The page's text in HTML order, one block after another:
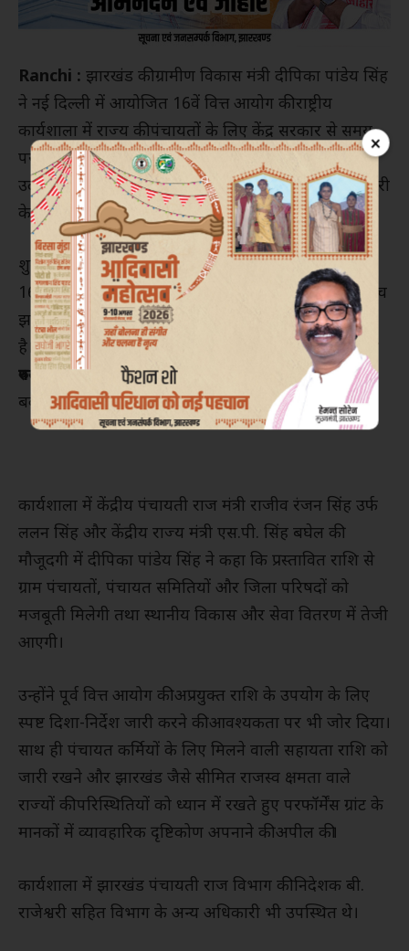
×
Ranchi : झारखंड की ग्रामीण विकास मंत्री दीपिका पांडेय सिंह
ने नई दिल्ली में आयोजित 16वें वित्त आयोग की राष्ट्रीय
कार्यशाला में राज्य की पंचायतों के लिए केंद्र सरकार से समय
पर अनुदान जारी करने और परफॉर्मेंस ग्रांट के वितरण में
उदारता बरतने की मांग की। उन्होंने कहा कि अनुदान राशि में देरी
के कारण पंचायतों की विकास योजनाएं प्रभावित होती हैं।
शुक्रवार को जारी प्रेस विज्ञप्ति के अनुसार, मंत्री ने बताया कि
16वें वित्त आयोग के तहत वर्ष 2026-27 से 2030-31 के बीच
झारखंड की पंचायतों के लिए
14,231 करोड़ रुपयेका प्रस्ताव
है। इसमें 11,385 करोड़ रुपये बेसिक ग्रांट
2,846 करोड़
रुपये परफॉर्मेंस ग्रांटशामिल हैं। उन्होंने 15वें वित्त आयोग की
बकाया राशि भी जल्द जारी करने की मांग की।
कार्यशाला में केंद्रीय पंचायती राज मंत्री राजीव रंजन सिंह उर्फ
ललन सिंह और केंद्रीय राज्य मंत्री एस.पी. सिंह बघेल की
मौजूदगी में दीपिका पांडेय सिंह ने कहा कि प्रस्तावित राशि से
ग्राम पंचायतों, पंचायत समितियों और जिला परिषदों को
मजबूती मिलेगी तथा स्थानीय विकास और सेवा वितरण में तेजी
आएगी।
उन्होंने पूर्व वित्त आयोग की अप्रयुक्त राशि के उपयोग के लिए
स्पष्ट दिशा-निर्देश जारी करने की आवश्यकता पर भी जोर दिया।
साथ ही पंचायत कर्मियों के लिए मिलने वाली सहायता राशि को
जारी रखने और झारखंड जैसे सीमित राजस्व क्षमता वाले
राज्यों की परिस्थितियों को ध्यान में रखते हुए परफॉर्मेंस ग्रांट के
मानकों में व्यावहारिक दृष्टिकोण अपनाने की अपील की।
कार्यशाला में झारखंड पंचायती राज विभाग की निदेशक बी.
राजेश्वरी सहित विभाग के अन्य अधिकारी भी उपस्थित थे।